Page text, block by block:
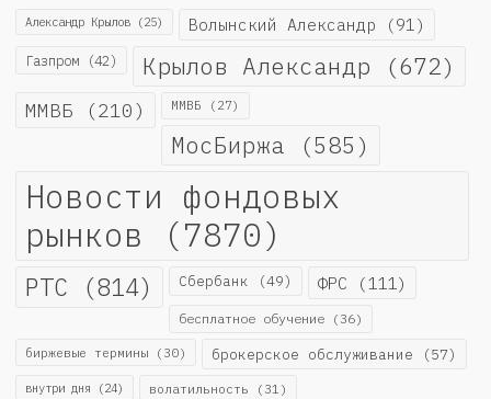
Александр Крылов (25) Волынский Александр (91)
Газпром (42) Крылов Александр (672)
ММВБ (210) ММВБ (27)
МосБиржа (585)
Новости фондовых
рынков (7870)
РТС (814) Сбербанк (49) ФРС (111)
бесплатное обучение (36)
биржевые термины (30) брокерское обслуживание (57)
внутри дня (24) волатильность (31)